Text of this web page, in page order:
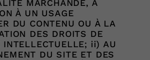
MARCHANDE, À
À UN USAGE
DU CONTENU OU À LA
DES DROITS DE
INTELLECTUELLE; ii) AU
DU SITE ET DES